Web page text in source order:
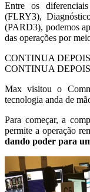
Entre os
(FLRY3),
(PARD3), podemos
das operações por
CONTINUA
CONTINUA
Max visitou o
tecnologia anda de
Para começar, a
permite a operação
dando poder para